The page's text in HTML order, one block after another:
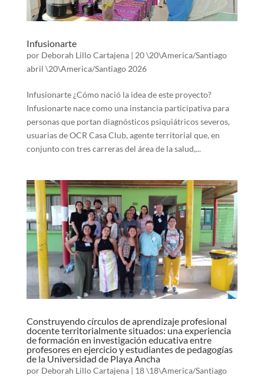
Infusionarte
por Deborah Lillo Cartajena| 20 \20\America/Santiago
abril \20\America/Santiago 2026
Infusionarte ¿Cómo nació la idea de este proyecto?
Infusionarte nace como una instancia participativa para
personas que portan diagnósticos psiquiátricos severos,
usuarias de OCR Casa Club, agente territorial que, en
conjunto con tres carreras del área de la salud,...
Construyendo círculos de aprendizaje profesional
docente territorialmente situados: una experiencia
de formación en investigación educativa entre
profesores en ejercicio y estudiantes de pedagogías
de la Universidad de Playa Ancha
por Deborah Lillo Cartajena| 18 \18\America/Santiago